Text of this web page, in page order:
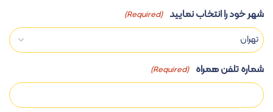
شهر خود را انتخاب نمایید (Required)
شماره تلفن همراه (Required)